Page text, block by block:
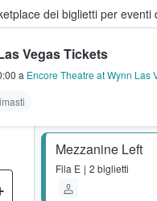
dei biglietti per eventi
i fan comprano
Vegas Tickets
a Encore Theatre at Wynn Las
Mezzanine Left
Fila E 2 biglietti